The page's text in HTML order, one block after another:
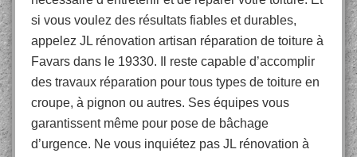
si vous voulez des résultats fiables et durables,
appelez JL rénovation artisan réparation de toiture à
Favars dans le 19330. Il reste capable d’accomplir
des travaux réparation pour tous types de toiture en
croupe, à pignon ou autres. Ses équipes vous
garantissent même pour pose de bâchage
d’urgence. Ne vous inquiétez pas JL rénovation à